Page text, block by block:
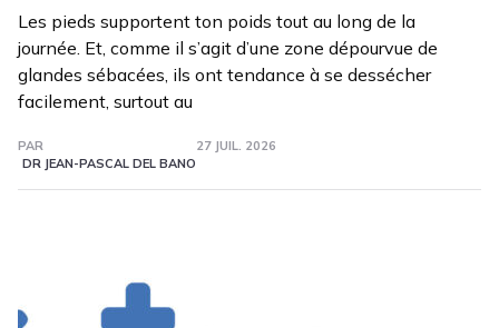
Les pieds supportent ton poids tout au long de la
journée. Et, comme il s’agit d’une zone dépourvue de
glandes sébacées, ils ont tendance à se dessécher
facilement, surtout au
PAR
DR JEAN-PASCAL DEL BANO
27 JUIL. 2026